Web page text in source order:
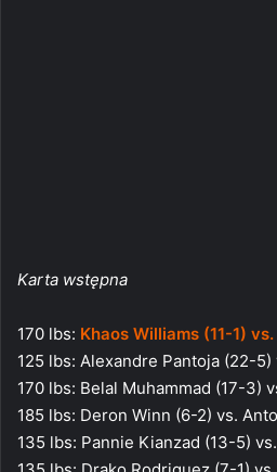
Karta wstępna
170 lbs: Khaos Williams (11-1)
125 lbs: Alexandre Pantoja (22-
170 lbs: Belal Muhammad (17-3)
185 lbs: Deron Winn (6-2) vs.
135 lbs: Pannie Kianzad (13-5)